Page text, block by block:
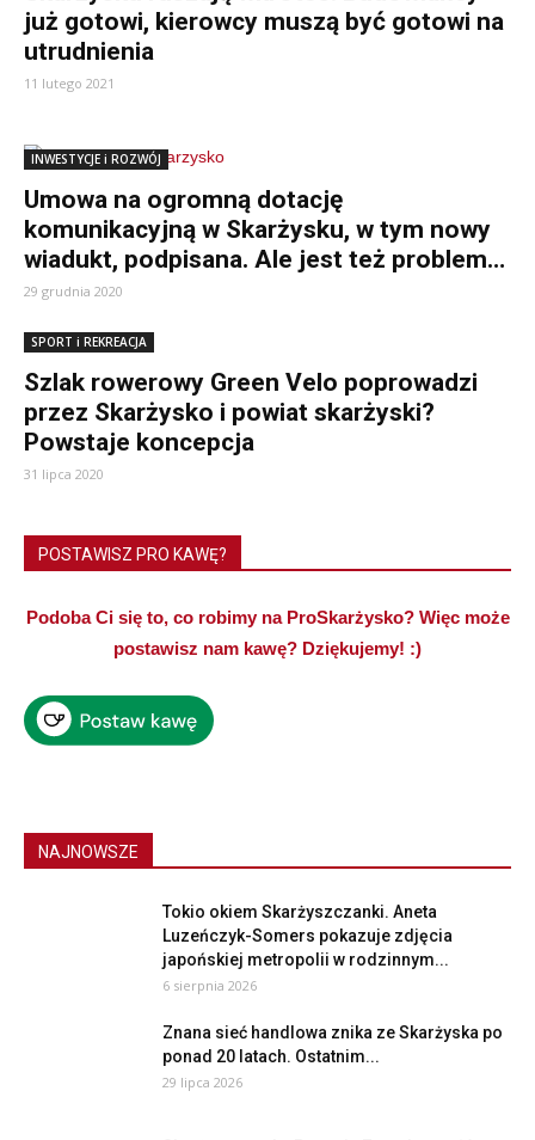
już gotowi, kierowcy muszą być gotowi na
utrudnienia
11 lutego 2021
INWESTYCJE i ROZWÓJ
Umowa na ogromną dotację
komunikacyjną w Skarżysku, w tym nowy
wiadukt, podpisana. Ale jest też problem…
29 grudnia 2020
SPORT i REKREACJA
Szlak rowerowy Green Velo poprowadzi
przez Skarżysko i powiat skarżyski?
Powstaje koncepcja
31 lipca 2020
POSTAWISZ PRO KAWĘ?
Podoba Ci się to, co robimy na ProSkarżysko? Więc może
postawisz nam kawę? Dziękujemy! :)
NAJNOWSZE
Tokio okiem Skarżyszczanki. Aneta
Luzeńczyk-Somers pokazuje zdjęcia
japońskiej metropolii w rodzinnym...
6 sierpnia 2026
Znana sieć handlowa znika ze Skarżyska po
ponad 20 latach. Ostatnim...
29 lipca 2026